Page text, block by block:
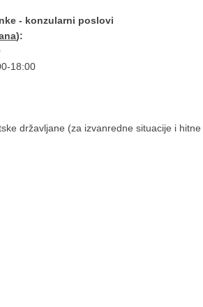
- konzularni poslovi
):
18:00
državljane (za izvanredne situacije i